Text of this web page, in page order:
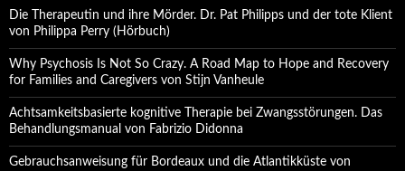
Die Therapeutin und ihre Mörder. Dr. Pat Philipps und der tote Klient
von Philippa Perry (Hörbuch)
Why Psychosis Is Not So Crazy. A Road Map to Hope and Recovery
for Families and Caregivers von Stijn Vanheule
Achtsamkeitsbasierte kognitive Therapie bei Zwangsstörungen. Das
Behandlungsmanual von Fabrizio Didonna
Gebrauchsanweisung für Bordeaux und die Atlantikküste von